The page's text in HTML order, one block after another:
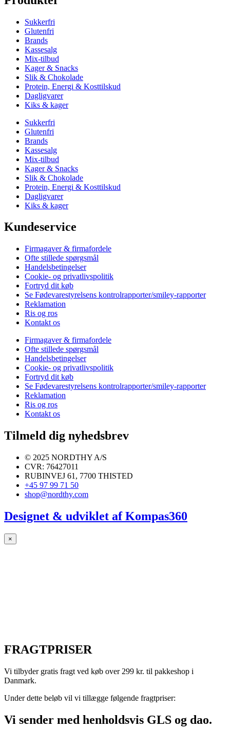
Sukkerfri
Glutenfri
Brands
Kassesalg
Mix-tilbud
Kager & Snacks
Slik & Chokolade
Protein, Energi & Kosttilskud
Dagligvarer
Kiks & kager
Sukkerfri
Glutenfri
Brands
Kassesalg
Mix-tilbud
Kager & Snacks
Slik & Chokolade
Protein, Energi & Kosttilskud
Dagligvarer
Kiks & kager
Kundeservice
Firmagaver & firmafordele
Ofte stillede spørgsmål
Handelsbetingelser
Cookie- og privatlivspolitik
Fortryd dit køb
Se Fødevarestyrelsens kontrolrapporter/smiley-rapporter
Reklamation
Ris og ros
Kontakt os
Firmagaver & firmafordele
Ofte stillede spørgsmål
Handelsbetingelser
Cookie- og privatlivspolitik
Fortryd dit køb
Se Fødevarestyrelsens kontrolrapporter/smiley-rapporter
Reklamation
Ris og ros
Kontakt os
Tilmeld dig nyhedsbrev
© 2025 NORDTHY A/S
CVR: 76427011
RUBINVEJ 61, 7700 THISTED
+45 97 99 71 50
shop@nordthy.com
Designet & udviklet afKompas360
×
FRAGTPRISER
Vi tilbyder gratis fragt ved køb over 299 kr. til pakkeshop i
Danmark.
Under dette beløb vil vi tillægge følgende fragtpriser:
Vi sender med henholdsvis GLS og dao.